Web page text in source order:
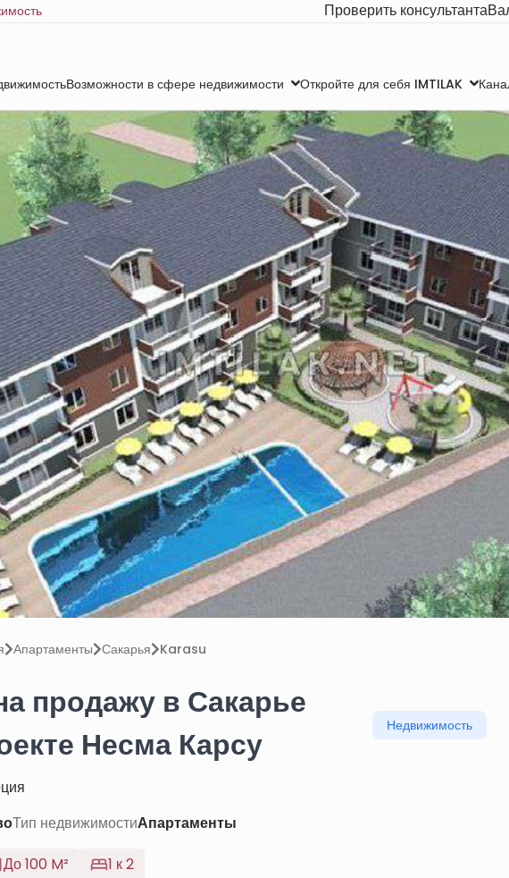
Проверить консультанта
Возможности в сфере недвижимости Откройте для себя IMTILAK
Апартаменты Сакарья Karasu
продажу в Сакарье
Несма Карсу
Недвижимость
Тип недвижимостиАпартаменты
До 100 M² 1 к 2